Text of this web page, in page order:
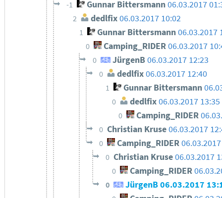
-1 Gunnar Bittersmann 06.03.2017
2 dedlfix06.03.2017 10:02
1 Gunnar Bittersmann06.03.2017
0 Camping_RIDER06.03.2017
0 JürgenB 06.03.2017 12:23
0 dedlfix 06.03.2017 12:40
1 Gunnar Bittersmann
0 dedlfix06.03.2017 13:35
0 Camping_RIDER
0 Christian Kruse06.03.2017
0 Camping_RIDER
0 Christian Kruse06.03.2017
0 Camping_RIDER
0 JürgenB06.03.2017